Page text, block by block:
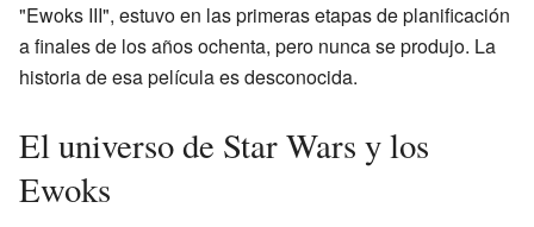
"Ewoks III", estuvo en las primeras etapas de planificación
a finales de los años ochenta, pero nunca se produjo. La
historia de esa película es desconocida.
El universo de Star Wars y los
Ewoks